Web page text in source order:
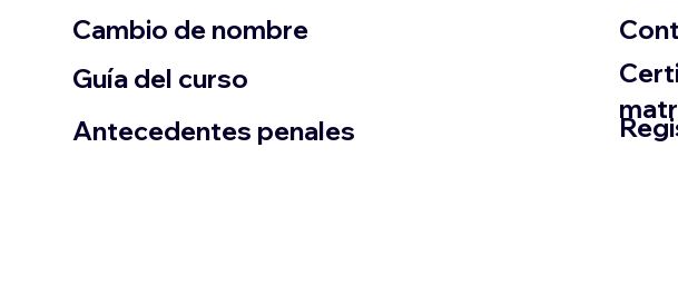
Cambio de nombre
Guía del curso
Antecedentes penales